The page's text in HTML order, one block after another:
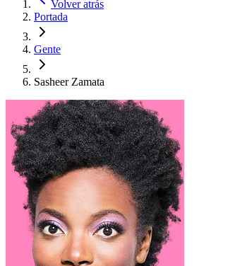
Volver atrás
Portada
Gente
Sasheer Zamata